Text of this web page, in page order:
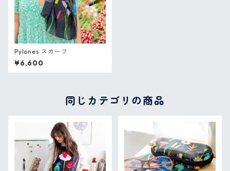
Pylones スカーフ
¥6,600
同じカテゴリの商品